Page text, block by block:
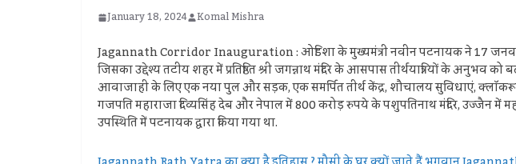
January 18, 2024 Komal Mishra
Jagannath Corridor Inauguration : ओडिशा के मुख्यमंत्री नवीन पटनायक ने 17
जिसका उद्देश्य तटीय शहर में प्रतिष्ठित श्री जगन्नाथ मंदिर के आसपास तीर्थयात्रियों के अनुभव
आवाजाही के लिए एक नया पुल और सड़क, एक समर्पित तीर्थ केंद्र, शौचालय सुविधाएं,
गजपति महाराजा दिव्यसिंह देब और नेपाल में 800 करोड़ रुपये के पशुपतिनाथ मंदिर, उज्जैन में
उपस्थिति में पटनायक द्वारा किया गया था.